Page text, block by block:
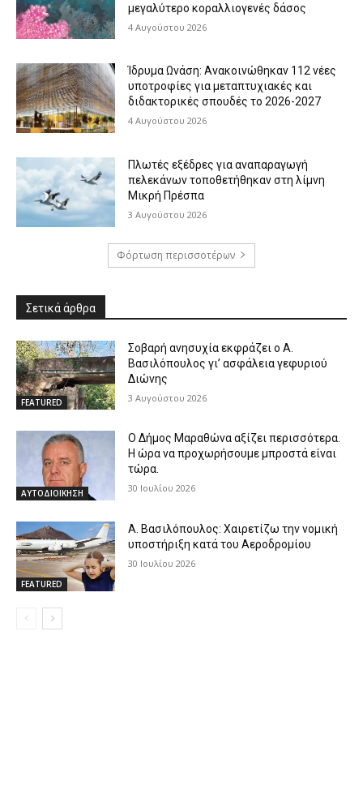
μεγαλύτερο κοραλλιογενές δάσος
4 Αυγούστου 2026
Ίδρυμα Ωνάση: Ανακοινώθηκαν 112 νέες
υποτροφίες για μεταπτυχιακές και
διδακτορικές σπουδές το 2026-2027
4 Αυγούστου 2026
Πλωτές εξέδρες για αναπαραγωγή
πελεκάνων τοποθετήθηκαν στη λίμνη
Μικρή Πρέσπα
3 Αυγούστου 2026
Φόρτωση περισσοτέρων
Σετικά άρθρα
FEATURED
Σοβαρή ανησυχία εκφράζει ο Α.
Βασιλόπουλος γι’ ασφάλεια γεφυριού
Διώνης
3 Αυγούστου 2026
ΑΥΤΟΔΙΟΙΚΗΣΗ
Ο Δήμος Μαραθώνα αξίζει περισσότερα.
Η ώρα να προχωρήσουμε μπροστά είναι
τώρα.
30 Ιουλίου 2026
FEATURED
Α. Βασιλόπουλος: Χαιρετίζω την νομική
υποστήριξη κατά του Αεροδρομίου
30 Ιουλίου 2026